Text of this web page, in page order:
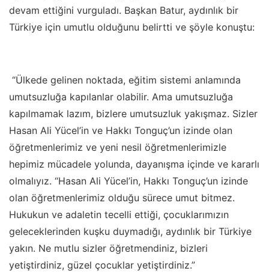
devam ettiğini vurguladı. Başkan Batur, aydınlık bir
Türkiye için umutlu olduğunu belirtti ve şöyle konuştu:
“Ülkede gelinen noktada, eğitim sistemi anlamında
umutsuzluğa kapılanlar olabilir. Ama umutsuzluğa
kapılmamak lazım, bizlere umutsuzluk yakışmaz. Sizler
Hasan Ali Yücel’in ve Hakkı Tonguç’un izinde olan
öğretmenlerimiz ve yeni nesil öğretmenlerimizle
hepimiz mücadele yolunda, dayanışma içinde ve kararlı
olmalıyız. “Hasan Ali Yücel’in, Hakkı Tonguç’un izinde
olan öğretmenlerimiz olduğu sürece umut bitmez.
Hukukun ve adaletin tecelli ettiği, çocuklarımızın
geleceklerinden kuşku duymadığı, aydınlık bir Türkiye
yakın. Ne mutlu sizler öğretmendiniz, bizleri
yetiştirdiniz, güzel çocuklar yetiştirdiniz.”